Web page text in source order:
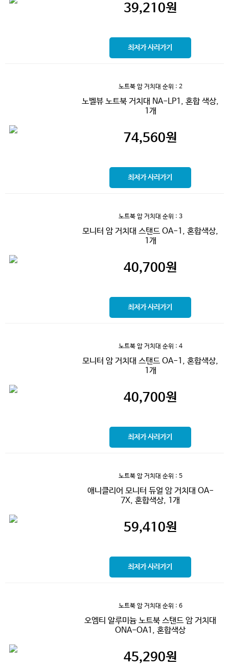
39,210원
최저가 사러가기
노트북 암 거치대 순위 : 2
노벨뷰 노트북 거치대 NA-LP1, 혼합 색상,
1개
74,560원
최저가 사러가기
노트북 암 거치대 순위 : 3
모니터 암 거치대 스탠드 OA-1, 혼합색상,
1개
40,700원
최저가 사러가기
노트북 암 거치대 순위 : 4
모니터 암 거치대 스탠드 OA-1, 혼합색상,
1개
40,700원
최저가 사러가기
노트북 암 거치대 순위 : 5
애니클리어 모니터 듀얼 암 거치대 OA-
7X, 혼합색상, 1개
59,410원
최저가 사러가기
노트북 암 거치대 순위 : 6
오엠티 알루미늄 노트북 스탠드 암 거치대
ONA-OA1, 혼합색상
45,290원